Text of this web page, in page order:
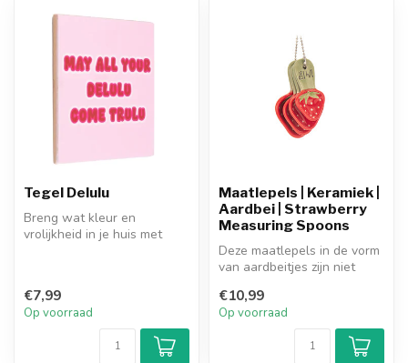
Tegel Delulu
Breng wat kleur en
vrolijkheid in je huis met
€7,99
Op voorraad
Maatlepels | Keramiek |
Aardbei | Strawberry
Measuring Spoons
Deze maatlepels in de vorm
van aardbeitjes zijn niet
€10,99
Op voorraad